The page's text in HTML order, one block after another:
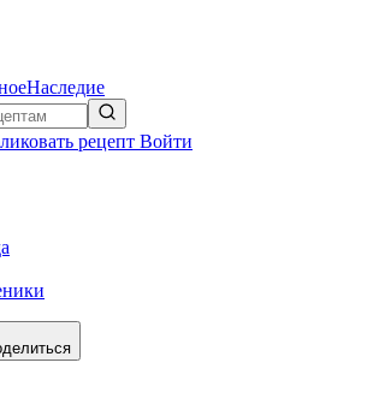
Наследие
рецепт Войти